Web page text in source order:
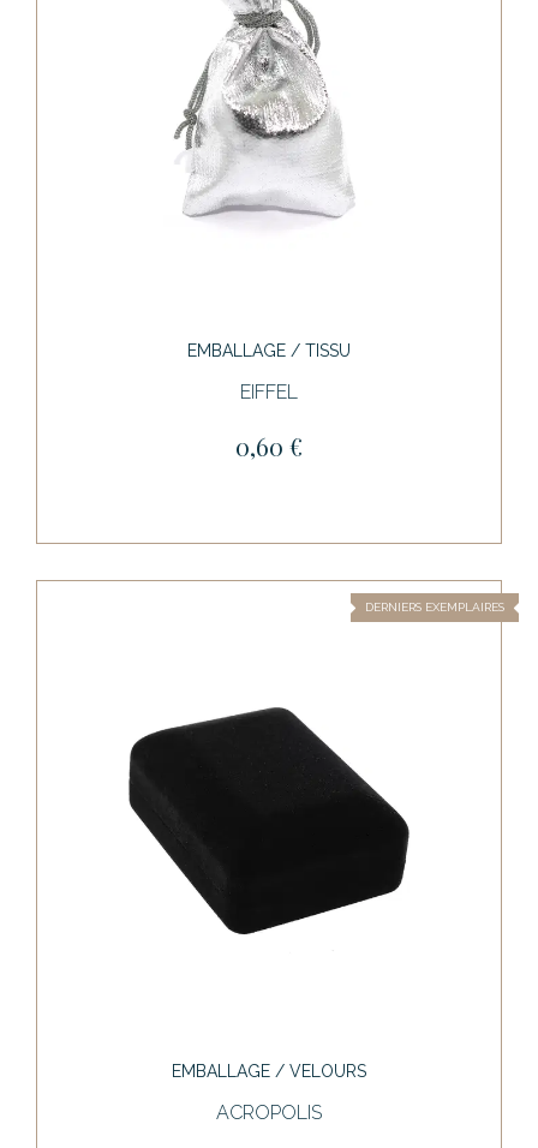
EMBALLAGE / TISSU
EIFFEL
0,60 €
DERNIERS EXEMPLAIRES
EMBALLAGE / VELOURS
ACROPOLIS